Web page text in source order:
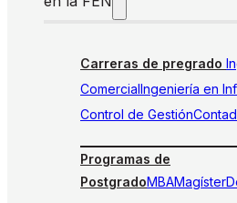
Carreras de pregrado
ComercialIngeniería en
Control de Gestión
Programas de
PostgradoMBAMagíster